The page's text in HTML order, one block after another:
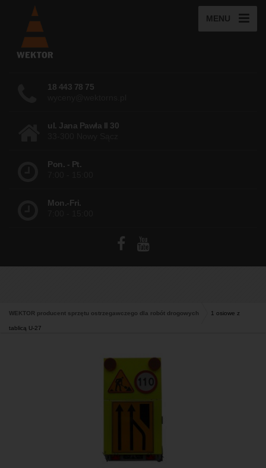
MENU
18 443 78 75
ul. Jana Pawła II 30
Pon. - Pt.
Mon.-Fri.
WEKTOR producent sprzętu ostrzegawczego dla robót drogowych 1 osiowe z
tablicą U-27